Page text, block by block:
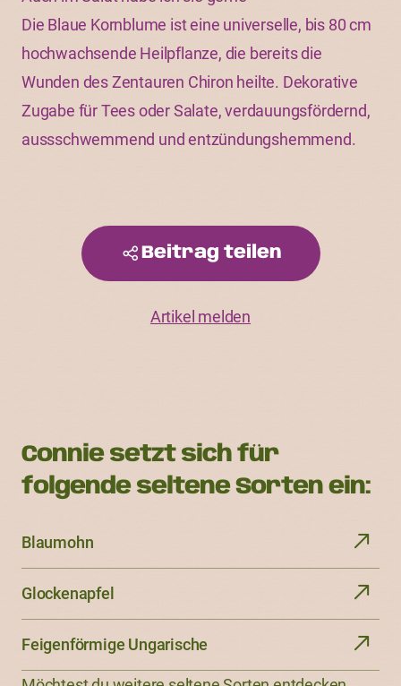
Die Blaue Kornblume ist eine universelle, bis 80 cm
hochwachsende Heilpflanze, die bereits die
Wunden des Zentauren Chiron heilte. Dekorative
Zugabe für Tees oder Salate, verdauungsfördernd,
aussschwemmend und entzündungshemmend.
Beitrag teilen
Artikel melden
Connie setzt sich für
folgende seltene Sorten ein:
Blaumohn
Glockenapfel
Feigenförmige Ungarische